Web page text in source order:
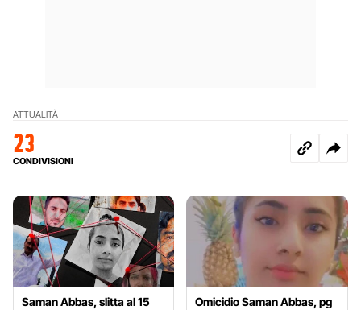
ATTUALITÀ
23
CONDIVISIONI
Saman Abbas, slitta al 15
Omicidio Saman Abbas, pg